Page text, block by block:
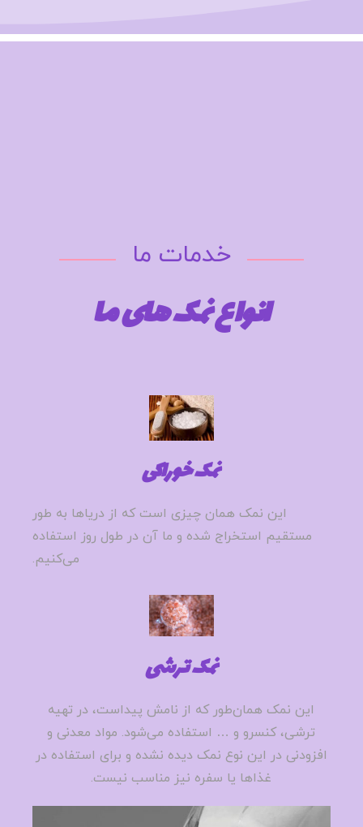
خدمات ما
انواع نمک های ما
نمک خوراکی
این نمک همان چیزی است که از دریا‌ها به طور
مستقیم استخراج شده و ما آن در طول روز استفاده
می‌کنیم.
نمک ترشی
این نمک همان‌طور که از نامش پیداست، در تهیه
ترشی، کنسرو و … استفاده می‌شود. مواد معدنی و
افزودنی در این نوع نمک دیده نشده و برای استفاده در
غذا‌ها یا سفره نیز مناسب نیست.